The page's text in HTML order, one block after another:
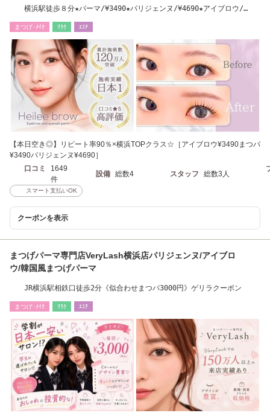
横浜駅徒歩８分★パーマ/¥3490★パリジェンヌ/¥4690★アイブロウ/
まつげ･ﾒｲｸ ﾘﾗｸ ｴｽﾃ
【本日空き◎】リピート率90％×横浜TOPクラス☆［アイブロウ¥3490まつパ
¥3490パリジェンヌ¥4690］
口コミ
1649
件
設備 総数4 スタッフ 総数3人
スマート支払いOK
クーポンを表示
まつげパーマ専門店VeryLash横浜店パリジェンヌ/アイブロ
ウ/韓国風まつげパーマ
JR横浜駅相鉄口徒歩2分《似合わせまつパ3000円》ゲリラクーポン
まつげ･ﾒｲｸ ﾘﾗｸ ｴｽﾃ